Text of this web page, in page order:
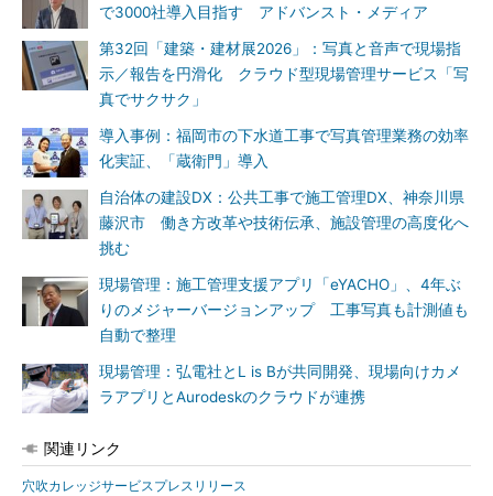
で3000社導入目指す アドバンスト・メディア
第32回「建築・建材展2026」：写真と音声で現場指
示／報告を円滑化 クラウド型現場管理サービス「写
真でサクサク」
導入事例：福岡市の下水道工事で写真管理業務の効率
化実証、「蔵衛門」導入
自治体の建設DX：公共工事で施工管理DX、神奈川県
藤沢市 働き方改革や技術伝承、施設管理の高度化へ
挑む
現場管理：施工管理支援アプリ「eYACHO」、4年ぶ
りのメジャーバージョンアップ 工事写真も計測値も
自動で整理
現場管理：弘電社とL is Bが共同開発、現場向けカメ
ラアプリとAurodeskのクラウドが連携
関連リンク
穴吹カレッジサービスプレスリリース